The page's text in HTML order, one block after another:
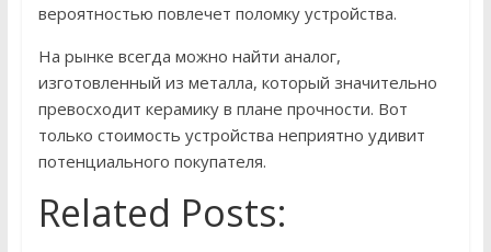
вероятностью повлечет поломку устройства.
На рынке всегда можно найти аналог,
изготовленный из металла, который значительно
превосходит керамику в плане прочности. Вот
только стоимость устройства неприятно удивит
потенциального покупателя.
Related Posts: